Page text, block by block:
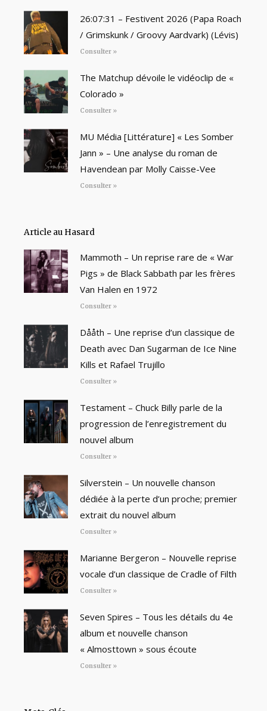
26:07:31 – Festivent 2026 (Papa Roach
/ Grimskunk / Groovy Aardvark) (Lévis)
Consulter »
The Matchup dévoile le vidéoclip de «
Colorado »
Consulter »
MU Média [Littérature] « Les Somber
Jann » – Une analyse du roman de
Havendean par Molly Caisse-Vee
Consulter »
Article au Hasard
Mammoth – Un reprise rare de « War
Pigs » de Black Sabbath par les frères
Van Halen en 1972
Consulter »
Dååth – Une reprise d’un classique de
Death avec Dan Sugarman de Ice Nine
Kills et Rafael Trujillo
Consulter »
Testament – Chuck Billy parle de la
progression de l’enregistrement du
nouvel album
Consulter »
Silverstein – Un nouvelle chanson
dédiée à la perte d’un proche; premier
extrait du nouvel album
Consulter »
Marianne Bergeron – Nouvelle reprise
vocale d’un classique de Cradle of Filth
Consulter »
Seven Spires – Tous les détails du 4e
album et nouvelle chanson
« Almosttown » sous écoute
Consulter »